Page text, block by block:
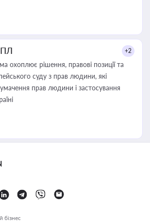
+2
охоплює рішення, правові позиції та
суду з прав людини, які
прав людини і застосування
бізнес